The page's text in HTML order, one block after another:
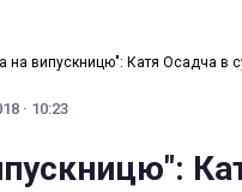
на випускницю": Катя Осадча в
· 10:23